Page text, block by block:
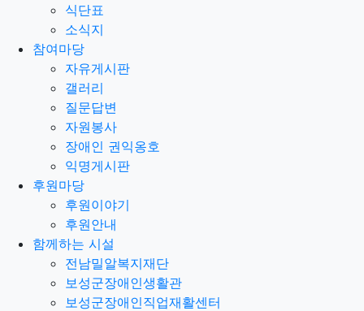
식단표
소식지
참여마당
자유게시판
갤러리
질문답변
자원봉사
장애인 권익옹호
익명게시판
후원마당
후원이야기
후원안내
함께하는 시설
전남밀알복지재단
보성군장애인생활관
보성군장애인직업재활센터